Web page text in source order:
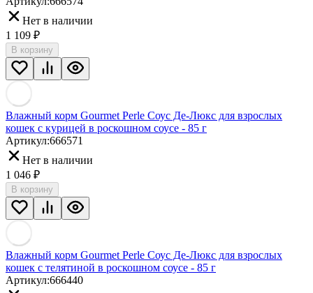
Нет в наличии
1 109 ₽
В корзину
Влажный корм Gourmet Perle Соус Де-Люкс для взрослых
кошек с курицей в роскошном соусе - 85 г
Артикул:666571
Нет в наличии
1 046 ₽
В корзину
Влажный корм Gourmet Perle Соус Де-Люкс для взрослых
кошек с телятиной в роскошном соусе - 85 г
Артикул:666440